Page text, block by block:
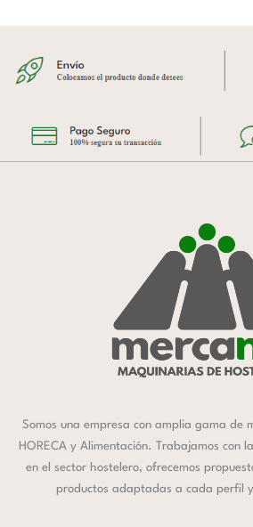
Somos una empresa con amplia gama de
HORECA y Alimentación. Trabajamos con
en el sector hostelero, ofrecemos
productos adaptadas a cada perfil